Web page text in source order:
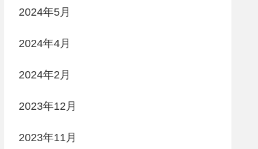
2024年5月
2024年4月
2024年2月
2023年12月
2023年11月